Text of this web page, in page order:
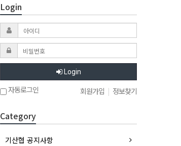
Login
Login
자동로그인 회원가입 | 정보찾기
Category
기산협 공지사항